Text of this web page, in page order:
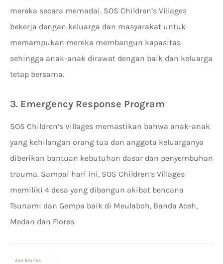
mereka secara memadai. SOS Children’s Villages
bekerja dengan keluarga dan masyarakat untuk
memampukan mereka membangun kapasitas
sehingga anak-anak dirawat dengan baik dan keluarga
tetap bersama.
3. Emergency Response Program
SOS Children’s Villages memastikan bahwa anak-anak
yang kehilangan orang tua dan anggota keluarganya
diberikan bantuan kebutuhan dasar dan penyembuhan
trauma. Sampai hari ini, SOS Children’s Villages
memiliki 4 desa yang dibangun akibat bencana
Tsunami dan Gempa baik di Meulaboh, Banda Aceh,
Medan dan Flores.
Avo Stories